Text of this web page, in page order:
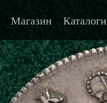
Магазин Каталоги